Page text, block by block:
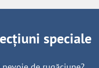
speciale